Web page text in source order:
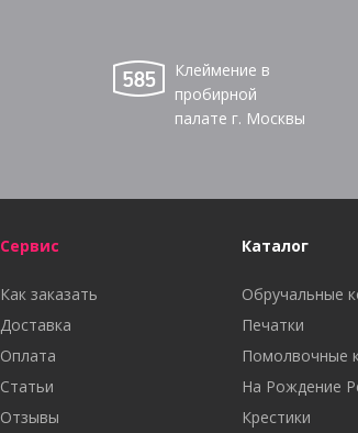
Клеймение в
пробирной
палате г. Москвы
Сервис
Как заказать
Доставка
Оплата
Статьи
Отзывы
Каталог
Обручальные
Печатки
Помолвочные
На Рождение
Крестики